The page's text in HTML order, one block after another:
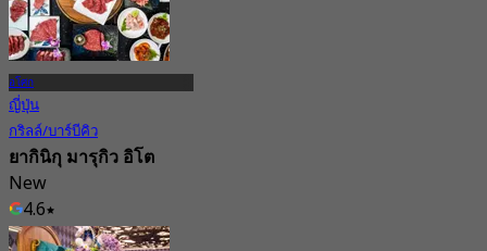
อโศก
ญี่ปุ่น
กริลล์/บาร์บีคิว
ยากินิกุ มารุกิว อิโต
New
4.6
จาก฿ 1,122.5